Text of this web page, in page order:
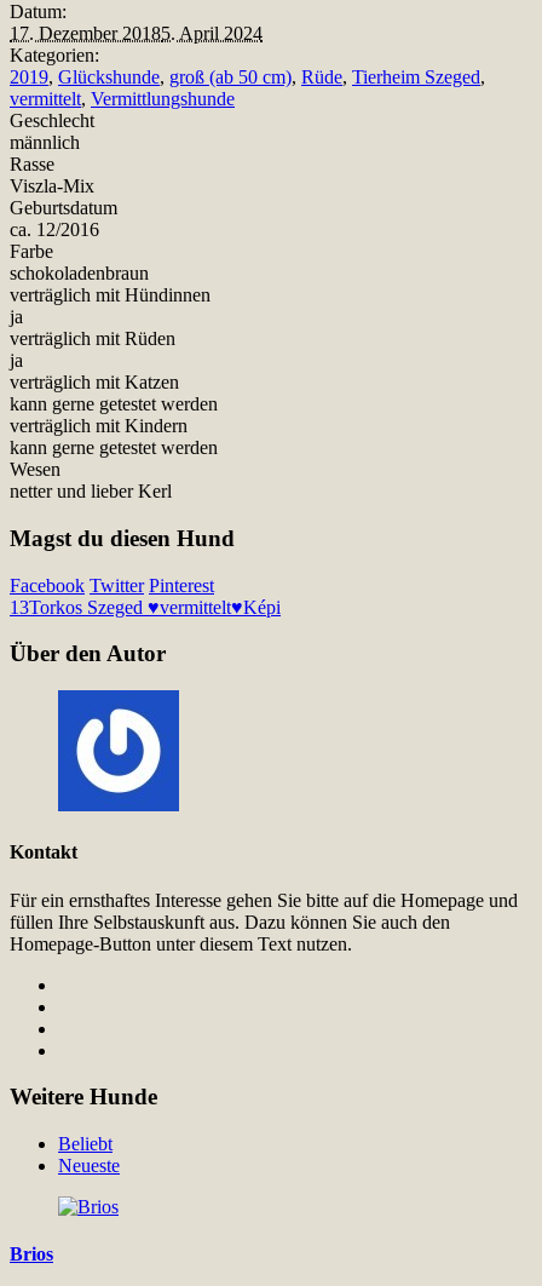
Datum:
17. Dezember 20185. April 2024
Kategorien:
2019, Glückshunde, groß (ab 50 cm), Rüde, Tierheim Szeged,
vermittelt, Vermittlungshunde
Geschlecht
männlich
Rasse
Viszla-Mix
Geburtsdatum
ca. 12/2016
Farbe
schokoladenbraun
verträglich mit Hündinnen
ja
verträglich mit Rüden
ja
verträglich mit Katzen
kann gerne getestet werden
verträglich mit Kindern
kann gerne getestet werden
Wesen
netter und lieber Kerl
Magst du diesen Hund
Facebook Twitter Pinterest
13Torkos Szeged ♥vermittelt♥Képi
Über den Autor
Kontakt
Für ein ernsthaftes Interesse gehen Sie bitte auf die Homepage und
füllen Ihre Selbstauskunft aus. Dazu können Sie auch den
Homepage-Button unter diesem Text nutzen.
Weitere Hunde
Beliebt
Neueste
Brios